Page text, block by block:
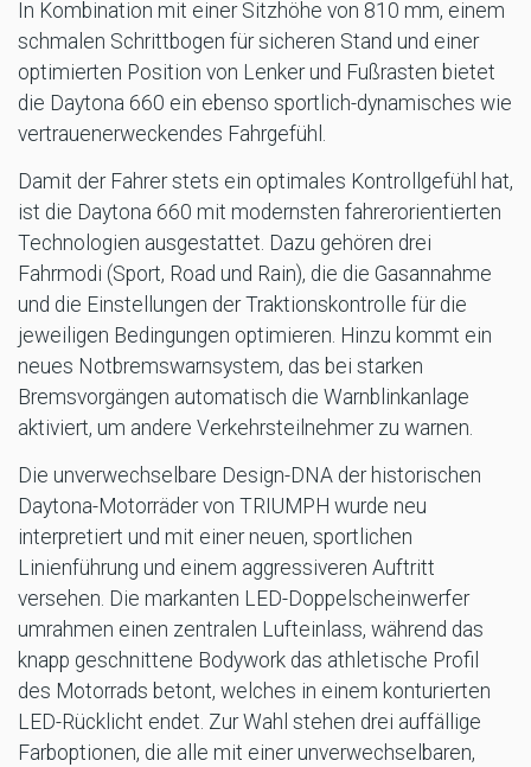
In Kombination mit einer Sitzhöhe von 810 mm, einem
schmalen Schrittbogen für sicheren Stand und einer
optimierten Position von Lenker und Fußrasten bietet
die Daytona 660 ein ebenso sportlich-dynamisches wie
vertrauenerweckendes Fahrgefühl.
Damit der Fahrer stets ein optimales Kontrollgefühl hat,
ist die Daytona 660 mit modernsten fahrerorientierten
Technologien ausgestattet. Dazu gehören drei
Fahrmodi (Sport, Road und Rain), die die Gasannahme
und die Einstellungen der Traktionskontrolle für die
jeweiligen Bedingungen optimieren. Hinzu kommt ein
neues Notbremswarnsystem, das bei starken
Bremsvorgängen automatisch die Warnblinkanlage
aktiviert, um andere Verkehrsteilnehmer zu warnen.
Die unverwechselbare Design-DNA der historischen
Daytona-Motorräder von TRIUMPH wurde neu
interpretiert und mit einer neuen, sportlichen
Linienführung und einem aggressiveren Auftritt
versehen. Die markanten LED-Doppelscheinwerfer
umrahmen einen zentralen Lufteinlass, während das
knapp geschnittene Bodywork das athletische Profil
des Motorrads betont, welches in einem konturierten
LED-Rücklicht endet. Zur Wahl stehen drei auffällige
Farboptionen, die alle mit einer unverwechselbaren,